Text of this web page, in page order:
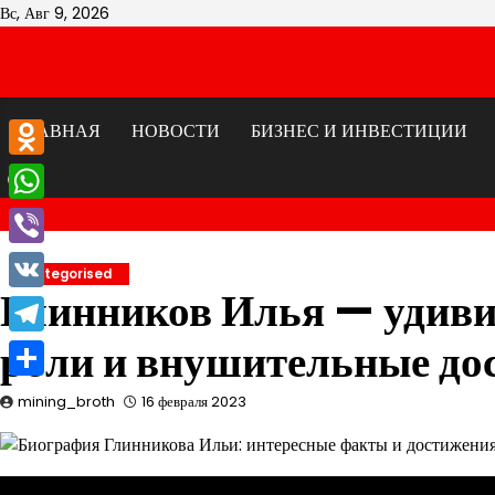
Перейти
Вс, Авг 9, 2026
ГЛАВНАЯ
НОВОСТИ БИЗНЕС И ИНВЕСТИЦИИ
Uncategorised
Глинников Илья —
роли и внушительные
mining_broth 16 февраля 2023
Odnoklassniki
WhatsApp
Viber
VK
Telegram
Отправить